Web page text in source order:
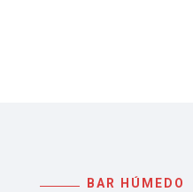
BAR HÚMEDO